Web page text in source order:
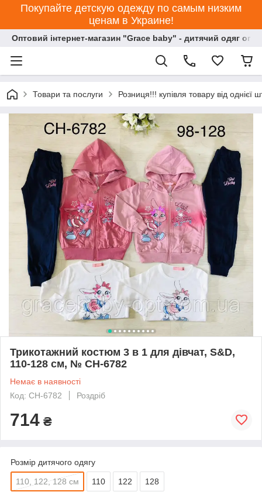
Покупайте детскую одежду по самым низким
ценам в Украине!
Оптовий інтернет-магазин "Grace baby" - дитячий одяг
Товари та послуги Розниця!!! купівля товару від однієї
Трикотажний костюм 3 в 1 для дівчат, S&D,
110-128 см, № CH-6782
Немає в наявності
Код: CH-6782
Роздріб
714 ₴
Розмір дитячого одягу
110, 122, 128 см 110 122 128